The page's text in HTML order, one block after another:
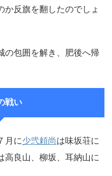
か反旗を翻したのでしょ
の包囲を解き、肥後へ帰
戦い
月に少弐頼尚は味坂荘に
高良山、柳坂、耳納山に